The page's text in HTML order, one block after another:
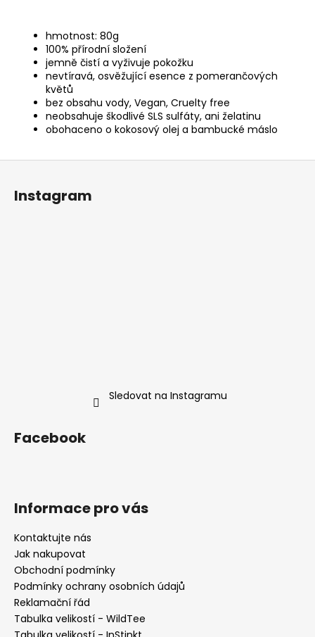
hmotnost: 80g
100% přírodní složení
jemně čistí a vyživuje pokožku
nevtíravá, osvěžující esence z pomerančových
květů
bez obsahu vody, Vegan, Cruelty free
neobsahuje škodlivé SLS sulfáty, ani želatinu
obohaceno o kokosový olej a bambucké máslo
Z
Instagram
Sledovat na Instagramu
Facebook
Informace pro vás
Kontaktujte nás
Jak nakupovat
Obchodní podmínky
Podmínky ochrany osobních údajů
Reklamační řád
Tabulka velikostí - WildTee